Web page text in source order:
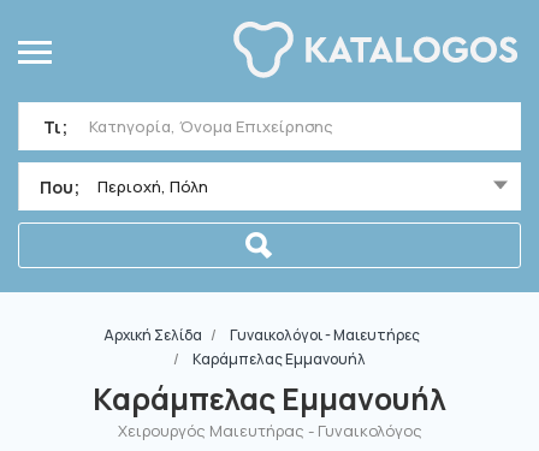
Τι;
Που; Περιοχή, Πόλη
Αρχική Σελίδα
Γυναικολόγοι - Μαιευτήρες
Καράμπελας Εμμανουήλ
Καράμπελας Εμμανουήλ
Χειρουργός Μαιευτήρας - Γυναικολόγος